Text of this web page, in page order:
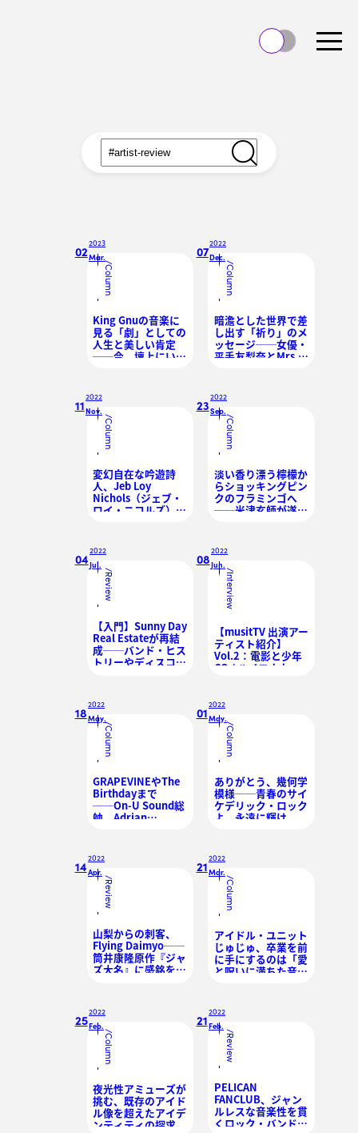
02
2023
Mar./
Column
King Gnuの音楽に
見る「劇」としての
人生と美しい肯定
──今、壇上にいる
07
2022
Dec./
Column
暗澹とした世界で差
し出す「祈り」のメ
ッセージ──女優・
平手友梨奈とMrs.
11
2022
Nov. /
Column
変幻自在な吟遊詩
人、Jeb Loy
Nichols（ジェブ・
ロイ・ニコルズ）
23
2022
Sep./
Column
淡い香り漂う檸檬か
らショッキングピン
クのフラミンゴへ
──米津玄師が遂げ
04
2022
Jul. /
Review
【入門】Sunny Day
Real Estateが再結
成──バンド・ヒス
トリーやディスコグ
り返る
08
2022
Jun./
Interview
【musitTV 出演アー
ティスト紹介】
Vol.2：電影と少年
CQ / ハイエナカー /
18
2022
May./
Column
GRAPEVINEやThe
Birthdayまで
──On-U Sound総
帥、Adrian
ド）が手掛けた日本
のアーティスト4選
01
2022
May./
Column
ありがとう、幾何学
模様──青春のサイ
ケデリック・ロック
よ、永遠に輝け
14
2022
Apr. /
Review
山梨からの刺客、
Flying Daimyo──
筒井康隆原作『ジャ
ズ大名』に感銘を受
21
2022
Mar./
Column
アイドル・ユニット
じゅじゅ、卒業を前
に手にするのは「愛
と呪いに満ちた音楽
25
2022
Feb./
Column
夜光性アミューズが
挑む、既存のアイド
ル像を超えたアイデ
ンティティの探求
21
2022
Feb. /
Review
PELICAN
FANCLUB、ジャン
ルレスな音楽性を貫
くロック・バンドが